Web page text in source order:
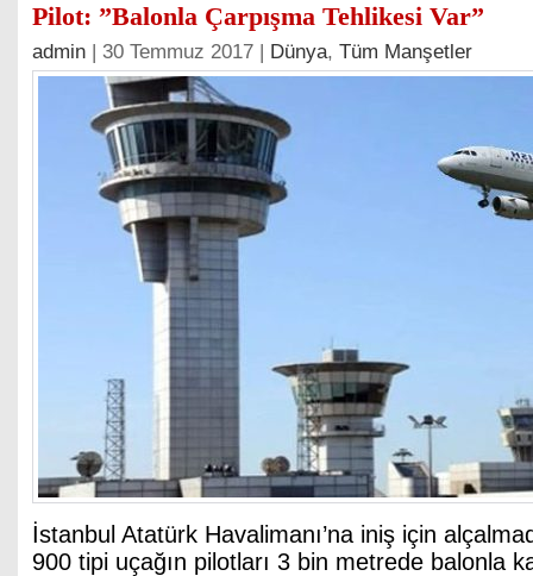
Pilot: ”Balonla Çarpışma Tehlikesi Var”
admin | 30 Temmuz 2017 | Dünya, Tüm Manşetler
İstanbul Atatürk Havalimanı’na iniş için
900 tipi uçağın pilotları 3 bin metrede balonla